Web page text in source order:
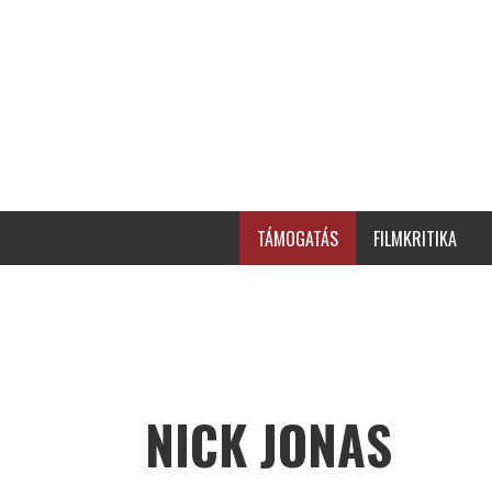
TÁMOGATÁS FILMKRITIKA
NICK JONAS